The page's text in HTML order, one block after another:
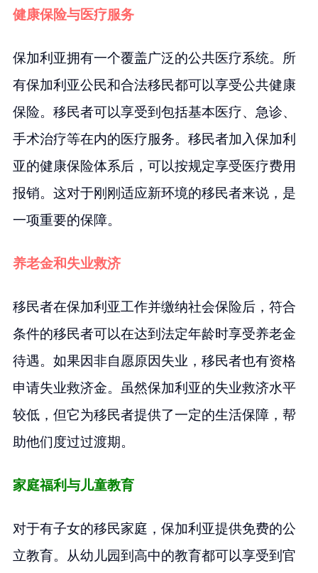
健康保险与医疗服务
保加利亚拥有一个覆盖广泛的公共医疗系统。所
有保加利亚公民和合法移民都可以享受公共健康
保险。移民者可以享受到包括基本医疗、急诊、
手术治疗等在内的医疗服务。移民者加入保加利
亚的健康保险体系后，可以按规定享受医疗费用
报销。这对于刚刚适应新环境的移民者来说，是
一项重要的保障。
养老金和失业救济
移民者在保加利亚工作并缴纳社会保险后，符合
条件的移民者可以在达到法定年龄时享受养老金
待遇。如果因非自愿原因失业，移民者也有资格
申请失业救济金。虽然保加利亚的失业救济水平
较低，但它为移民者提供了一定的生活保障，帮
助他们度过过渡期。
家庭福利与儿童教育
对于有子女的移民家庭，保加利亚提供免费的公
立教育。从幼儿园到高中的教育都可以享受到官